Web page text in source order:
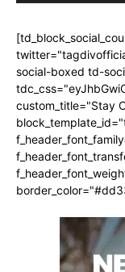
social-boxed td-
custom_title="Stay